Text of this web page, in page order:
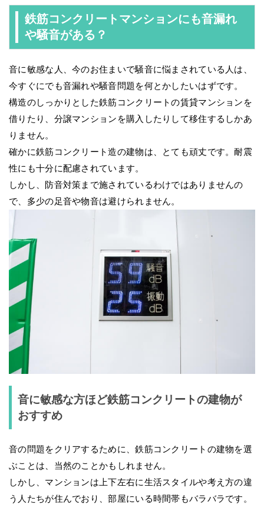
鉄筋コンクリートマンションにも音漏れ
や騒音がある？
音に敏感な人、今のお住まいで騒音に悩まされている人は、
今すぐにでも音漏れや騒音問題を何とかしたいはずです。
構造のしっかりとした鉄筋コンクリートの賃貸マンションを
借りたり、分譲マンションを購入したりして移住するしかあ
りません。
確かに鉄筋コンクリート造の建物は、とても頑丈です。耐震
性にも十分に配慮されています。
しかし、防音対策まで施されているわけではありませんの
で、多少の足音や物音は避けられません。
音に敏感な方ほど鉄筋コンクリートの建物が
おすすめ
音の問題をクリアするために、鉄筋コンクリートの建物を選
ぶことは、当然のことかもしれません。
しかし、マンションは上下左右に生活スタイルや考え方の違
う人たちが住んでおり、部屋にいる時間帯もバラバラです。